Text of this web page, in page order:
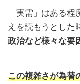
「実需」はある
えを読もうとした
政治など様々な要
この複雑さが為替